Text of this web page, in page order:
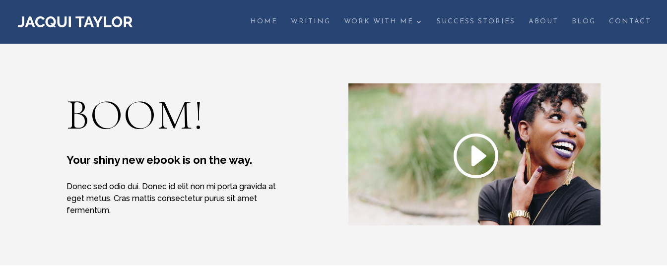
HOME WRITING WORK WITH ME SUCCESS STORIES ABOUT BLOG CONTACT
BOOM!
Your shiny new ebook is on the way.
Donec sed odio dui. Donec id elit non mi porta gravida at
eget metus. Cras mattis consectetur purus sit amet
fermentum.